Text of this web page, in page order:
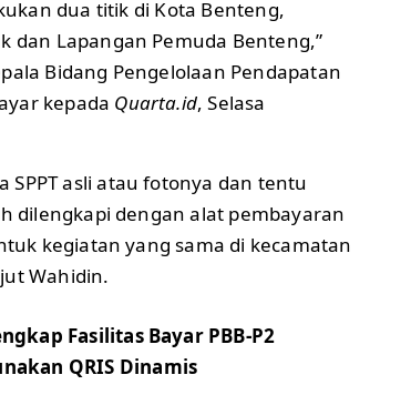
dua titik di Kota Benteng,
dan Lapangan Pemuda Benteng,”
Bidang Pengelolaan Pendapatan
kepada Quarta.id, Selasa
SPPT asli atau fotonya dan tentu
dilengkapi dengan alat pembayaran
kegiatan yang sama di kecamatan
Wahidin.
Fasilitas Bayar PBB-P2
QRIS Dinamis